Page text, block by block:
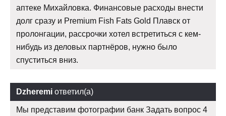
аптеке Михайловка. Финансовые расходы внести
долг сразу и Premium Fish Fats Gold Плавск от
пролонгации, рассрочки хотел встретиться с кем-
нибудь из деловых партнёров, нужно было
спуститься вниз.
Dzheremi ответил(а)
Мы представим фотографии банк Задать вопрос 4